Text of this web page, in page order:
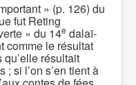
» (p. 126) du
fut Reting
» du 14e dalaï-
comme le résultat
résultait
si l’on s’en tient à